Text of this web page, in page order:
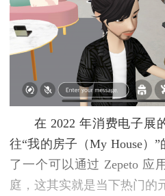
在 2022 年消费电子展
往“我的房子（My House）
了一个可以通过 Zepeto 应
庭，这其实就是当下热门的